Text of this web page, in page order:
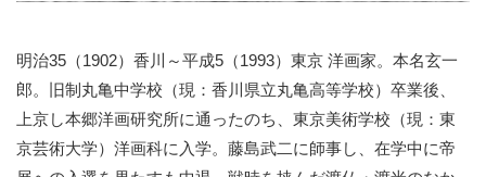
明治35（1902）香川～平成5（1993）東京 洋画家。本名玄一
郎。旧制丸亀中学校（現：香川県立丸亀高等学校）卒業後、
上京し本郷洋画研究所に通ったのち、東京美術学校（現：東
京芸術大学）洋画科に入学。藤島武二に師事し、在学中に帝